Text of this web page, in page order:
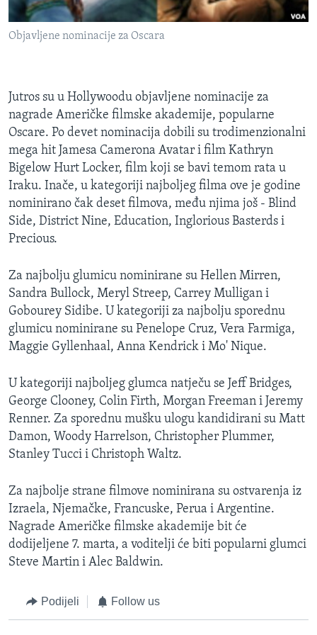
MAGAZIN
O GLASU AMERIKE
PRATITE NAS
Jezici
Objavljene nominacije za Oscara
Jutros su u Hollywoodu objavljene nominacije za
nagrade Američke filmske akademije, popularne
Oscare. Po devet nominacija dobili su trodimenzionalni
mega hit Jamesa Camerona Avatar i film Kathryn
Bigelow Hurt Locker, film koji se bavi temom rata u
Iraku. Inače, u kategoriji najboljeg filma ove je godine
nominirano čak deset filmova, među njima još - Blind
Side, District Nine, Education, Inglorious Basterds i
Precious.
Za najbolju glumicu nominirane su Hellen Mirren,
Sandra Bullock, Meryl Streep, Carrey Mulligan i
Gobourey Sidibe. U kategoriji za najbolju sporednu
glumicu nominirane su Penelope Cruz, Vera Farmiga,
Maggie Gyllenhaal, Anna Kendrick i Mo' Nique.
U kategoriji najboljeg glumca natječu se Jeff Bridges,
George Clooney, Colin Firth, Morgan Freeman i Jeremy
Renner. Za sporednu mušku ulogu kandidirani su Matt
Damon, Woody Harrelson, Christopher Plummer,
Stanley Tucci i Christoph Waltz.
Za najbolje strane filmove nominirana su ostvarenja iz
Izraela, Njemačke, Francuske, Perua i Argentine.
Nagrade Američke filmske akademije bit će
dodijeljene 7. marta, a voditelji će biti popularni glumci
Steve Martin i Alec Baldwin.
Podijeli Follow us